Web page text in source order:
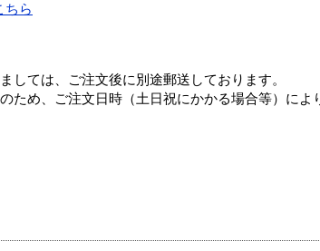
ちら
しては、ご注文後に別途郵送しております。
ため、ご注文日時（土日祝にかかる場合等）によ